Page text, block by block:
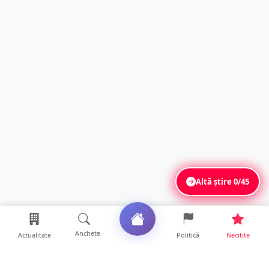
Altă știre0/45
Actualitate Anchete Politică Necitite